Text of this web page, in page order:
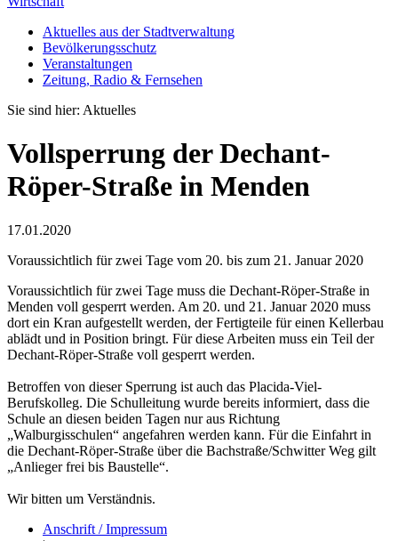
Aktuelles aus der Stadtverwaltung
Bevölkerungsschutz
Veranstaltungen
Zeitung, Radio & Fernsehen
Sie sind hier: Aktuelles
Vollsperrung der Dechant-
Röper-Straße in Menden
17.01.2020
Voraussichtlich für zwei Tage vom 20. bis zum 21. Januar 2020
Voraussichtlich für zwei Tage muss die Dechant-Röper-Straße in
Menden voll gesperrt werden. Am 20. und 21. Januar 2020 muss
dort ein Kran aufgestellt werden, der Fertigteile für einen Kellerbau
ablädt und in Position bringt. Für diese Arbeiten muss ein Teil der
Dechant-Röper-Straße voll gesperrt werden.
Betroffen von dieser Sperrung ist auch das Placida-Viel-
Berufskolleg. Die Schulleitung wurde bereits informiert, dass die
Schule an diesen beiden Tagen nur aus Richtung
„Walburgisschulen“ angefahren werden kann. Für die Einfahrt in
die Dechant-Röper-Straße über die Bachstraße/Schwitter Weg gilt
„Anlieger frei bis Baustelle“.
Wir bitten um Verständnis.
Anschrift / Impressum